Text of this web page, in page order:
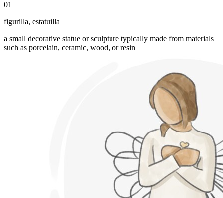
01
figurilla, estatuilla
a small decorative statue or sculpture typically made from materials
such as porcelain, ceramic, wood, or resin